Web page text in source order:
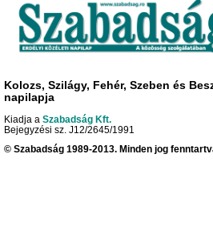
Kolozs, Szilágy, Fehér, Szeben és
napilapja
Kiadja a Szabadság Kft.
Bejegyzési sz. J12/2645/1991
© Szabadság 1989-2013. Minden jog